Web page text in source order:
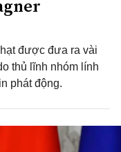
được đưa ra vài
thủ lĩnh nhóm lính
phát động.